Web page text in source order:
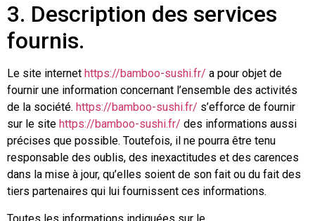
3. Description des services
fournis.
Le site internet https://bamboo-sushi.fr/ a pour objet de
fournir une information concernant l’ensemble des activités
de la société. https://bamboo-sushi.fr/ s’efforce de fournir
sur le site https://bamboo-sushi.fr/ des informations aussi
précises que possible. Toutefois, il ne pourra être tenu
responsable des oublis, des inexactitudes et des carences
dans la mise à jour, qu’elles soient de son fait ou du fait des
tiers partenaires qui lui fournissent ces informations.
Toutes les informations indiquées sur le